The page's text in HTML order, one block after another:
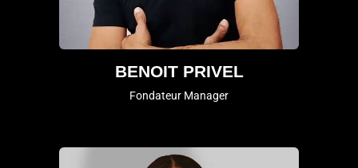
BENOIT PRIVEL
Fondateur Manager